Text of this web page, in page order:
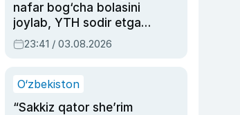
nafar bog‘cha bolasini
joylab, YTH sodir etgan
ayolga sud hukmi o‘qildi
23:41 / 03.08.2026
O‘zbekiston
“Sakkiz qator she’rim